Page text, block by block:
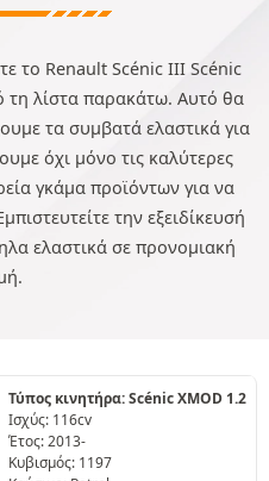
το Renault Scénic III Scénic
τη λίστα παρακάτω. Αυτό θα
τα συμβατά ελαστικά για
όχι μόνο τις καλύτερες
γκάμα προϊόντων για να
την εξειδίκευσή
ελαστικά σε προνομιακή
Τύπος κινητήρα: Scénic XMOD 1.2
Ισχύς: 116cv
Έτος: 2013-
Κυβισμός: 1197